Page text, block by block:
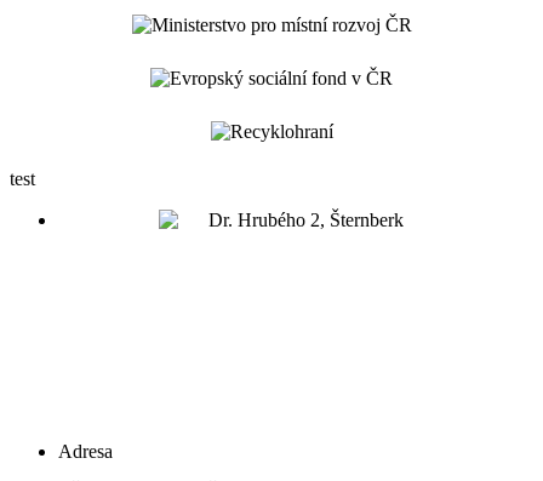
test
Adresa